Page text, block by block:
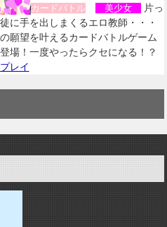
カードバトル 美少女
片っ
に手を出しまくるエロ教師・・・
願望を叶えるカードバトルゲーム
場！一度やったらクセになる！？
レイ